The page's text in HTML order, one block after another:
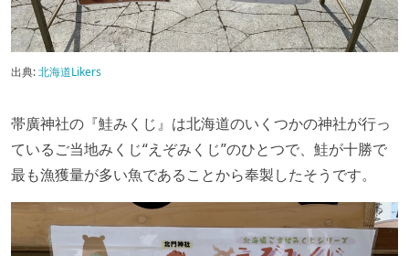
出典:北海道Likers
帯廣神社の『鮭みくじ』は北海道のいくつかの神社が行っ
ているご当地みくじ“えぞみくじ”のひとつで、鮭が十勝で
最も漁獲量が多い魚であることから奉製したそうです。